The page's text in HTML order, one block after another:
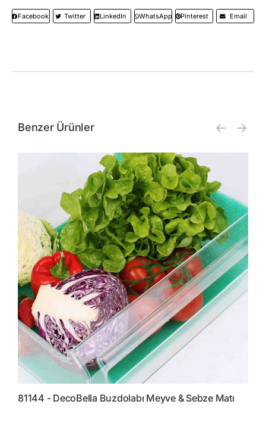
Facebook Twitter LinkedIn WhatsApp Pinterest Email
Benzer Ürünler
81144 - DecoBella Buzdolabı Meyve & Sebze Matı